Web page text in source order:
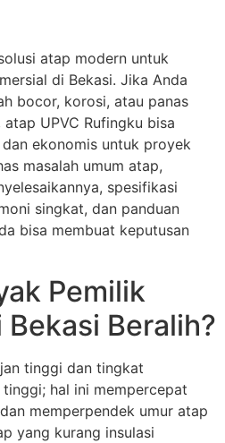
atap modern untuk
di Bekasi. Jika Anda
bocor, korosi, atau panas
UPVC Rufingku bisa
ekonomis untuk proyek
masalah umum atap,
spesifikasi
singkat, dan panduan
bisa membuat keputusan
Pemilik
Beralih?
tinggi dan tingkat
hal ini mempercepat
memperpendek umur atap
yang kurang insulasi